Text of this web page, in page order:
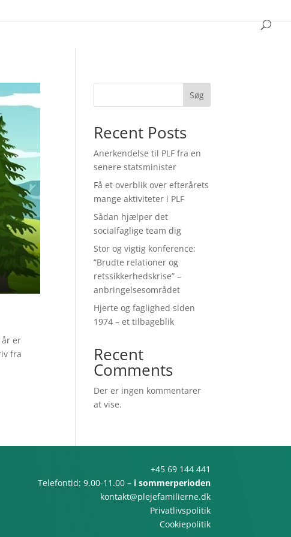
år er
fra
Søg
Recent Posts
Anerkendelse til PLF fra en
senere statsminister
Få et overblik over efterårets
mange aktiviteter i PLF
Sådan hjælper det
socialfaglige team dig
Stor og vigtig konference:
”Brudte relationer og
retssikkerhedskrise” –
anbringelsesområdet
Hjerte og faglighed siden
1974 – et tilbageblik
Recent
Comments
Der er ingen kommentarer
at vise.
+45 69 144 441
Telefontid: 9.00-11.00 – i sommerperioden
kontakt@plejefamilierne.dk
Privatlivspolitik
Cookiepolitik